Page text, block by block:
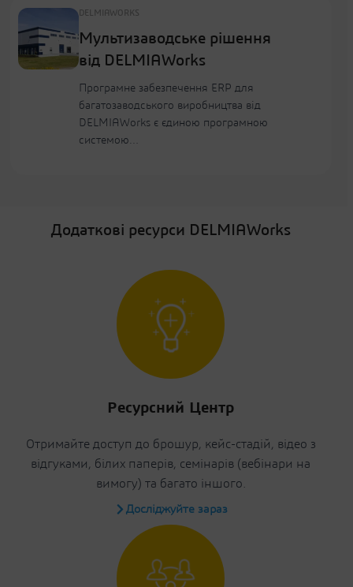
DELMIAWORKS
Мультизаводське рішення
від DELMIAWorks
Програмне забезпечення ERP для
багатозаводського виробництва від
DELMIAWorks є єдиною програмною
системою…
Додаткові ресурси DELMIAWorks
Ресурсний Центр
Отримайте доступ до брошур, кейс-стадій, відео з
відгуками, білих паперів, семінарів (вебінари на
вимогу) та багато іншого.
Досліджуйте зараз